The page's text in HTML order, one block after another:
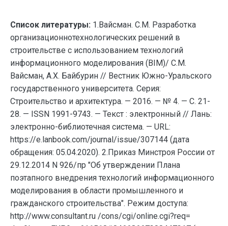
Список литературы: 1.Вайсман. С.М. Разработка
организационнотехнологических решений в
строительстве с использованием технологий
информационного моделирования (BIM)/ С.М.
Вайсман, А.Х. Байбурин // Вестник Южно-Уральского
государственного университета. Серия:
Строительство и архитектура. — 2016. — № 4. — С. 21-
28. — ISSN 1991-9743. — Текст : электронный // Лань:
электронно-библиотечная система. — URL:
https://e.lanbook.com/journal/issue/307144 (дата
обращения: 05.04.2020). 2.Приказ Минстроя России от
29.12.2014 N 926/пр "Об утверждении Плана
поэтапного внедрения технологий информационного
моделирования в области промышленного и
гражданского строительства". Режим доступа:
http://www.consultant.ru /cons/cgi/online.cgi?req=